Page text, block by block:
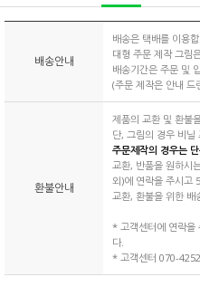
배송안내
배송은 택배를 이용
대형 주문 제작 그림
배송기간은 주문 및
(주문 제작은 안내 드
환불안내
제품의 교환 및 환불
단, 그림의 경우 비닐
주문제작의 경우는
교환, 반품을 원하시
외)에 연락을 주시고
교환, 환불을 위한 배
* 고객센터에 연락을
다.
* 고객센터 070-